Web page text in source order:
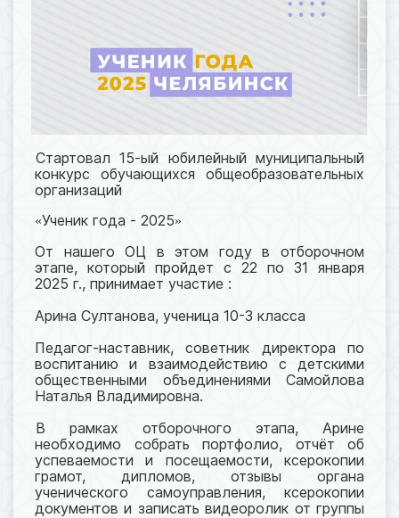
Стартовал 15-ый юбилейный муниципальный
конкурс обучающихся общеобразовательных
организаций
«Ученик года - 2025»
От нашего ОЦ в этом году в отборочном
этапе, который пройдет с 22 по 31 января
2025 г., принимает участие :
Арина Султанова, ученица 10-3 класса
Педагог-наставник, советник директора по
воспитанию и взаимодействию с детскими
общественными объединениями Самойлова
Наталья Владимировна.
В рамках отборочного этапа, Арине
необходимо собрать портфолио, отчёт об
успеваемости и посещаемости, ксерокопии
грамот, дипломов, отзывы органа
ученического самоуправления, ксерокопии
документов и записать видеоролик от группы